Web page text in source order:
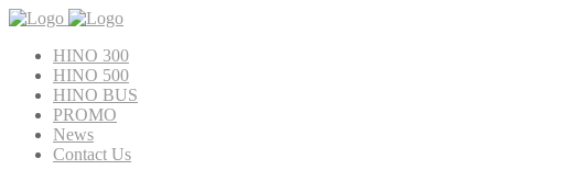
HINO 300
HINO 500
HINO BUS
PROMO
News
Contact Us